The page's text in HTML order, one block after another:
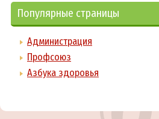
Популярные страницы
Администрация
Профсоюз
Азбука здоровья